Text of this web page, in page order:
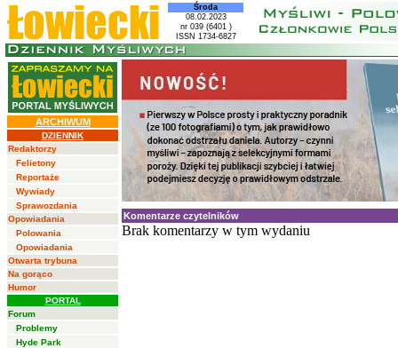
Środa
08.02.2023
nr 039 (6401 )
ISSN 1734-6827
ARCHIWUM
DZIENNIK
Redaktorzy
Felietony
Reportaże
Wywiady
Sprawozdania
Opowiadania
Polowania
Opowiadania
Otwarta trybuna
Na gorąco
Humor
PORTAL
Forum
Problemy
Hyde Park
Komentarze czytelników
Brak komentarzy w tym wydaniu